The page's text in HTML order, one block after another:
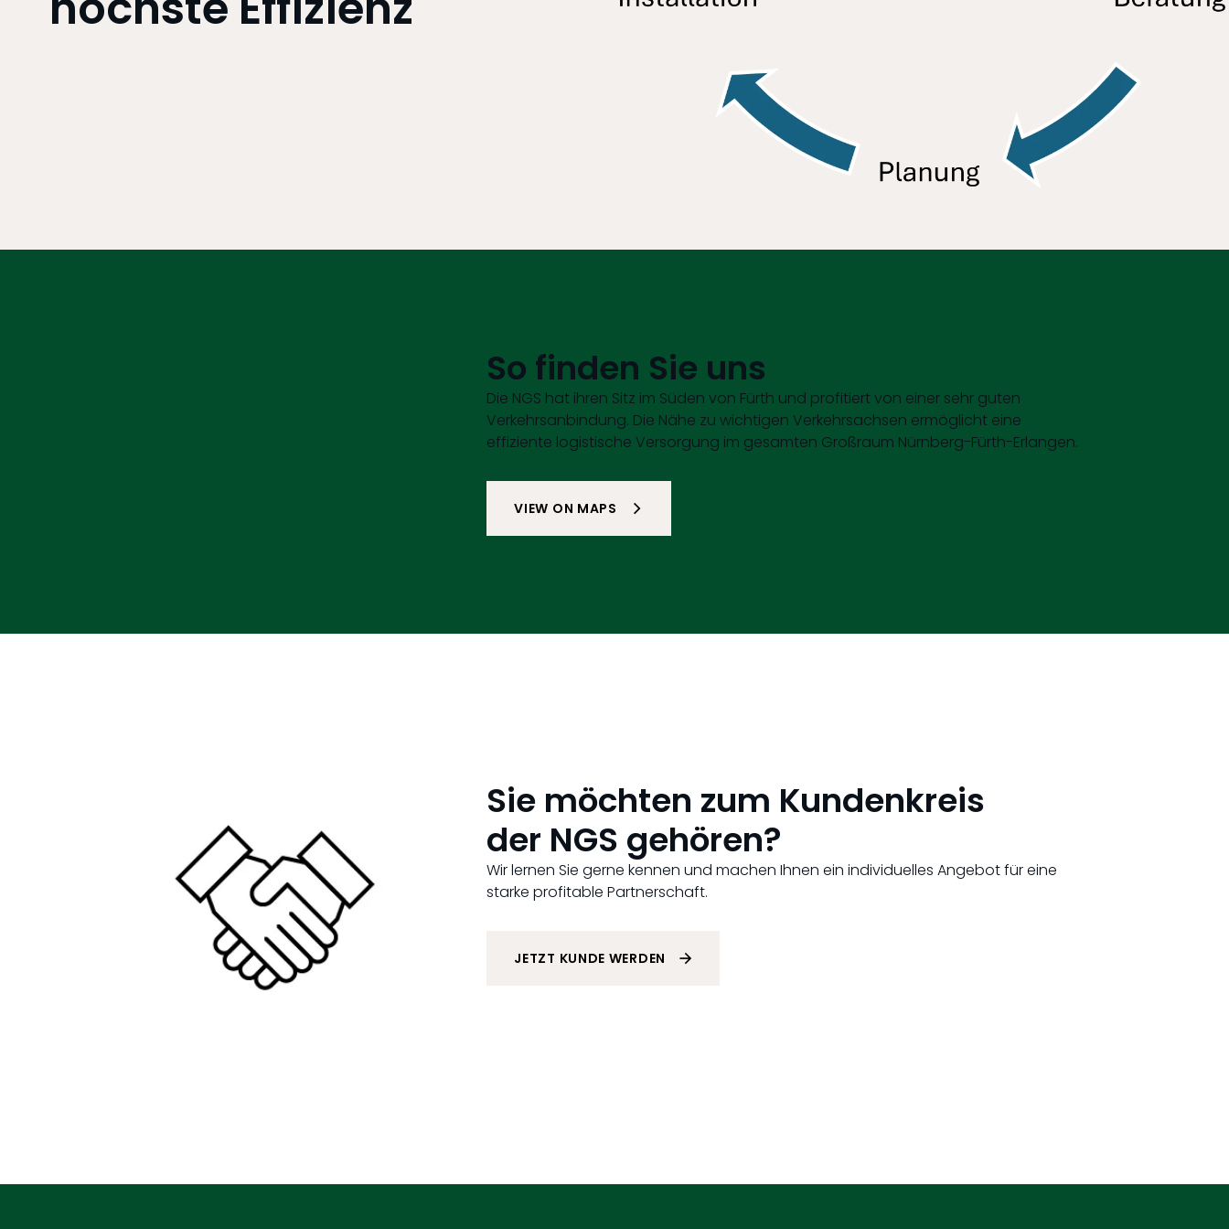
So finden Sie uns
Die NGS hat ihren Sitz im Süden von Fürth und profitiert von einer sehr guten
Verkehrsanbindung. Die Nähe zu wichtigen Verkehrsachsen ermöglicht eine
effiziente logistische Versorgung im gesamten Großraum Nürnberg-Fürth-Erlangen.
VIEW ON MAPS
Sie möchten zum Kundenkreis
der NGS gehören?
Wir lernen Sie gerne kennen und machen Ihnen ein individuelles Angebot für eine
starke profitable Partnerschaft.
JETZT KUNDE WERDEN